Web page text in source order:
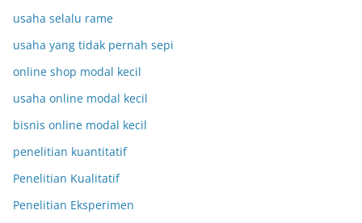
usaha selalu rame
usaha yang tidak pernah sepi
online shop modal kecil
usaha online modal kecil
bisnis online modal kecil
penelitian kuantitatif
Penelitian Kualitatif
Penelitian Eksperimen